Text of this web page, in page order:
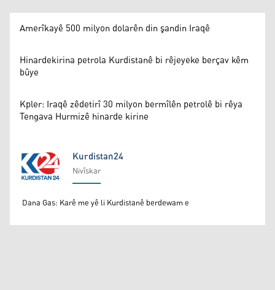
Amerîkayê 500 milyon dolarên din şandin Iraqê
Hinardekirina petrola Kurdistanê bi rêjeyeke berçav kêm
bûye
Kpler: Iraqê zêdetirî 30 milyon bermîlên petrolê bi rêya
Tengava Hurmizê hinarde kirine
Kurdistan24
Kurdistan24
Nivîskar
Dana Gas: Karê me yê li Kurdistanê berdewam e